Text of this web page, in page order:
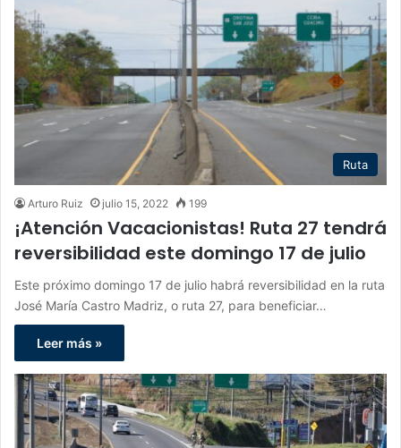
Ruta
Arturo Ruiz julio 15, 2022 199
¡Atención Vacacionistas! Ruta 27 tendrá
reversibilidad este domingo 17 de julio
Este próximo domingo 17 de julio habrá reversibilidad en la ruta
José María Castro Madriz, o ruta 27, para beneficiar…
Leer más »